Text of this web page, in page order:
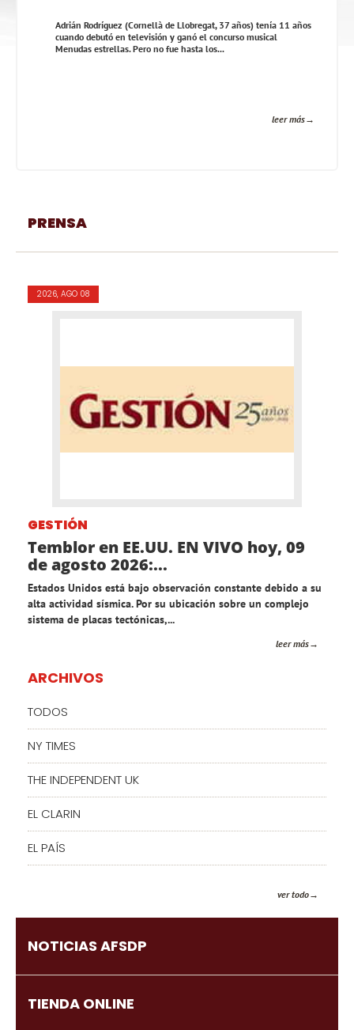
Adrián Rodríguez (Cornellà de Llobregat, 37 años) tenía 11 años
cuando debutó en televisión y ganó el concurso musical
Menudas estrellas. Pero no fue hasta los...
leer más
PRENSA
2026, AGO 08
GESTIÓN
Temblor en EE.UU. EN VIVO hoy, 09
de agosto 2026:...
Estados Unidos está bajo observación constante debido a su
alta actividad sísmica. Por su ubicación sobre un complejo
sistema de placas tectónicas,...
leer más
ARCHIVOS
TODOS
NY TIMES
THE INDEPENDENT UK
EL CLARIN
EL PAÍS
ver todo
NOTICIAS AFSDP
TIENDA ONLINE